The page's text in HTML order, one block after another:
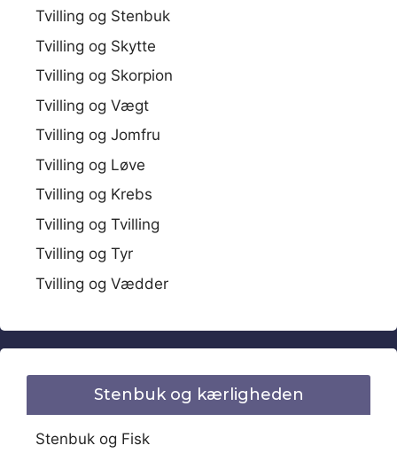
Tvilling og Stenbuk
Tvilling og Skytte
Tvilling og Skorpion
Tvilling og Vægt
Tvilling og Jomfru
Tvilling og Løve
Tvilling og Krebs
Tvilling og Tvilling
Tvilling og Tyr
Tvilling og Vædder
Stenbuk og kærligheden
Stenbuk og Fisk